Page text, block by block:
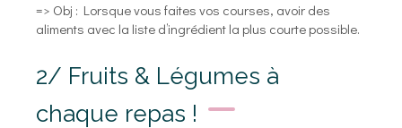
=> Obj : Lorsque vous faites vos courses, avoir des
aliments avec la liste d’ingrédient la plus courte possible.
2/ Fruits & Légumes à
chaque repas !